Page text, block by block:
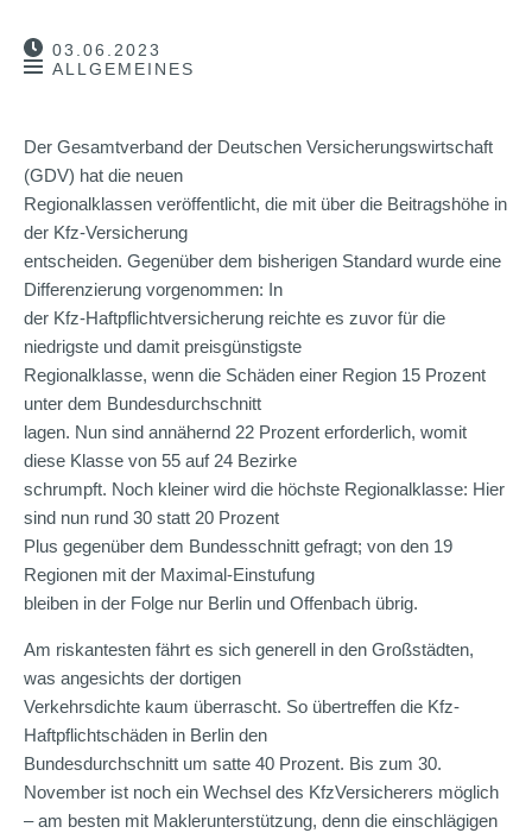
03.06.2023
ALLGEMEINES
Der Gesamtverband der Deutschen Versicherungswirtschaft
(GDV) hat die neuen
Regionalklassen veröffentlicht, die mit über die Beitragshöhe in
der Kfz-Versicherung
entscheiden. Gegenüber dem bisherigen Standard wurde eine
Differenzierung vorgenommen: In
der Kfz-Haftpflichtversicherung reichte es zuvor für die
niedrigste und damit preisgünstigste
Regionalklasse, wenn die Schäden einer Region 15 Prozent
unter dem Bundesdurchschnitt
lagen. Nun sind annähernd 22 Prozent erforderlich, womit
diese Klasse von 55 auf 24 Bezirke
schrumpft. Noch kleiner wird die höchste Regionalklasse: Hier
sind nun rund 30 statt 20 Prozent
Plus gegenüber dem Bundesschnitt gefragt; von den 19
Regionen mit der Maximal-Einstufung
bleiben in der Folge nur Berlin und Offenbach übrig.
Am riskantesten fährt es sich generell in den Großstädten,
was angesichts der dortigen
Verkehrsdichte kaum überrascht. So übertreffen die Kfz-
Haftpflichtschäden in Berlin den
Bundesdurchschnitt um satte 40 Prozent. Bis zum 30.
November ist noch ein Wechsel des KfzVersicherers möglich
– am besten mit Maklerunterstützung, denn die einschlägigen